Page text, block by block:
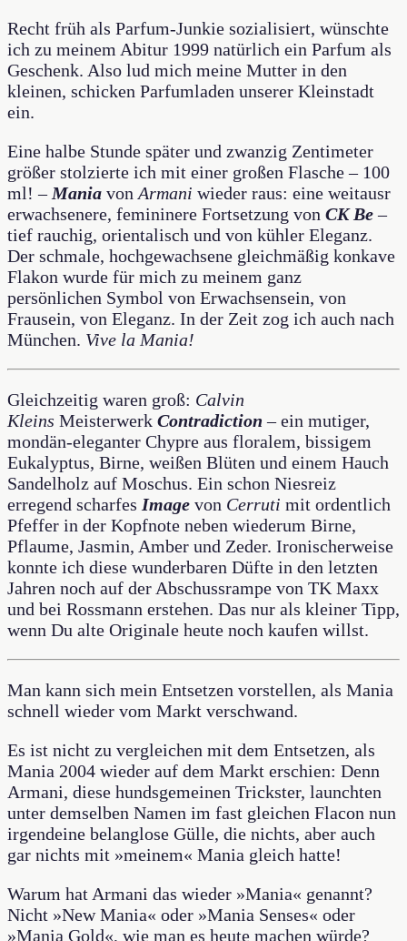
Recht früh als Parfum-Junkie sozialisiert, wünschte
ich zu meinem Abitur 1999 natürlich ein Parfum als
Geschenk. Also lud mich meine Mutter in den
kleinen, schicken Parfumladen unserer Kleinstadt
ein.
Eine halbe Stunde später und zwanzig Zentimeter
größer stolzierte ich mit einer großen Flasche – 100
ml! – Mania von Armani wieder raus: eine weitausr
erwachsenere, femininere Fortsetzung von CK Be–
tief rauchig, orientalisch und von kühler Eleganz.
Der schmale, hochgewachsene gleichmäßig konkave
Flakon wurde für mich zu meinem ganz
persönlichen Symbol von Erwachsensein, von
Frausein, von Eleganz. In der Zeit zog ich auch nach
München. Vive la Mania!
Gleichzeitig waren groß: Calvin
Kleins Meisterwerk Contradiction – ein mutiger,
mondän-eleganter Chypre aus floralem, bissigem
Eukalyptus, Birne, weißen Blüten und einem Hauch
Sandelholz auf Moschus. Ein schon Niesreiz
erregend scharfes Image von Cerruti mit ordentlich
Pfeffer in der Kopfnote neben wiederum Birne,
Pflaume, Jasmin, Amber und Zeder. Ironischerweise
konnte ich diese wunderbaren Düfte in den letzten
Jahren noch auf der Abschussrampe von TK Maxx
und bei Rossmann erstehen. Das nur als kleiner Tipp,
wenn Du alte Originale heute noch kaufen willst.
Man kann sich mein Entsetzen vorstellen, als Mania
schnell wieder vom Markt verschwand.
Es ist nicht zu vergleichen mit dem Entsetzen, als
Mania 2004 wieder auf dem Markt erschien: Denn
Armani, diese hundsgemeinen Trickster, launchten
unter demselben Namen im fast gleichen Flacon nun
irgendeine belanglose Gülle, die nichts, aber auch
gar nichts mit »meinem« Mania gleich hatte!
Warum hat Armani das wieder »Mania« genannt?
Nicht »New Mania« oder »Mania Senses« oder
»Mania Gold«, wie man es heute machen würde?